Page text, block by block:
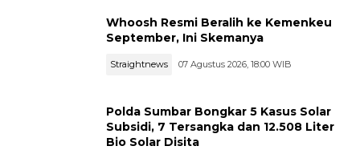
Whoosh Resmi Beralih ke Kemenkeu
September, Ini Skemanya
Straightnews 07 Agustus 2026, 18:00 WIB
Polda Sumbar Bongkar 5 Kasus Solar
Subsidi, 7 Tersangka dan 12.508 Liter
Bio Solar Disita